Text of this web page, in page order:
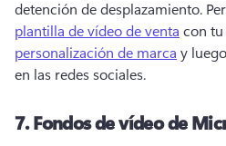
detención de desplazamiento.
plantilla de vídeo de venta con
personalización de marca y
en las redes sociales.
7.Fondos de vídeo de